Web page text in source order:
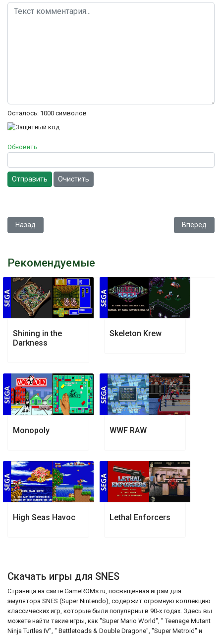
Осталось: 1000 символов
Обновить
Отправить Очистить
Предыдущий: Warlock
Назад Следующий:
Вперед
Рекомендуемые
Shining in the
Darkness
Skeleton Krew
Monopoly WWF RAW
High Seas Havoc Lethal Enforcers
Скачать игры для SNES
Страница на сайте GameROMs.ru, посвященная играм для
эмулятора SNES (Super Nintendo), содержит огромную коллекцию
классических игр, которые были популярны в 90-х годах. Здесь вы
можете найти такие игры, как "Super Mario World", " Teenage Mutant
Ninja Turtles IV", " Battletoads & Double Dragone", "Super Metroid" и